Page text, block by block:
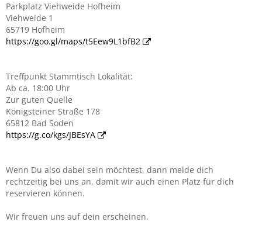
Parkplatz Viehweide Hofheim
Viehweide 1
65719 Hofheim
https://goo.gl/maps/t5Eew9L1bfB2
Treffpunkt Stammtisch Lokalität:
Ab ca. 18:00 Uhr
Zur guten Quelle
Königsteiner Straße 178
65812 Bad Soden
https://g.co/kgs/JBEsYA
Wenn Du also dabei sein möchtest, dann melde dich
rechtzeitig bei uns an, damit wir auch einen Platz für dich
reservieren können.
Wir freuen uns auf dein erscheinen.